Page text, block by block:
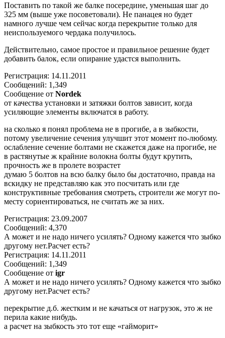
Поставить по такой же балке посередине, уменьшая шаг до
325 мм (выше уже посоветовали). Не панацея но будет
намного лучше чем сейчас когда перекрытие только для
неиспользуемого чердака получилось.
Действительно, самое простое и правильное решение будет
добавить балок, если опирание удастся выполнить.
Регистрация: 14.11.2011
Сообщений: 1,349
Сообщение от Nordek
от качества установки и затяжки болтов зависит, когда
усиляющие элементы включатся в работу.
на сколько я понял проблема не в прогибе, а в зыбкости,
потому увеличение сечения улучшит этот момент по-любому.
ослабление сечение болтами не скажется даже на прогибе, не
в растянутые ж крайние волокна болты будут крутить,
прочность же в пролете возрастет
думаю 5 болтов на всю балку было бы достаточно, правда на
вскидку не представляю как это посчитать или где
конструктивные требования смотреть, строители же могут по-
месту сориентироваться, не считать же за них.
Регистрация: 23.09.2007
Сообщений: 4,370
А может и не надо ничего усилять? Одному кажется что зыбко
другому нет.Расчет есть?
Регистрация: 14.11.2011
Сообщений: 1,349
Сообщение от igr
А может и не надо ничего усилять? Одному кажется что зыбко
другому нет.Расчет есть?
перекрытие д.б. жестким и не качаться от нагрузок, это ж не
перила какие нибудь.
а расчет на зыбкость это тот еще «гайморит»